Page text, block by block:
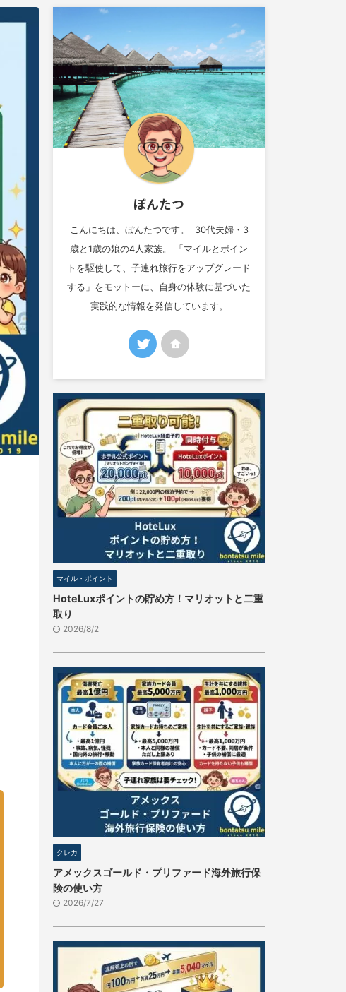
ぼんたつ
こんにちは、ぼんたつです。 30代夫婦・3
歳と1歳の娘の4人家族。 「マイルとポイン
トを駆使して、子連れ旅行をアップグレード
する」をモットーに、自身の体験に基づいた
実践的な情報を発信しています。
マイル・ポイント
HoteLuxポイントの貯め方！マリオットと二重
取り
2026/8/2
クレカ
アメックスゴールド・プリファード海外旅行保
険の使い方
2026/7/27